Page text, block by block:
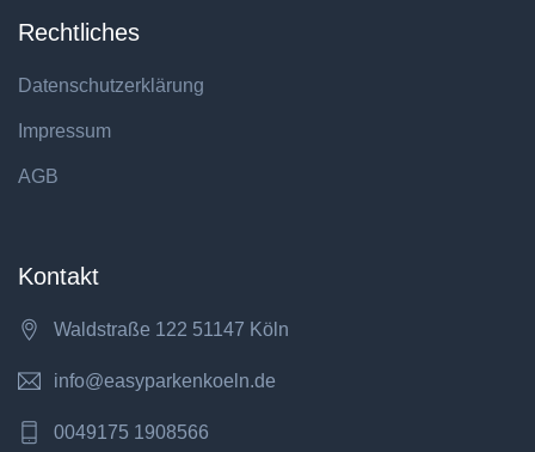
Rechtliches
Datenschutzerklärung
Impressum
AGB
Kontakt
Waldstraße 122 51147 Köln
info@easyparkenkoeln.de
0049175 1908566